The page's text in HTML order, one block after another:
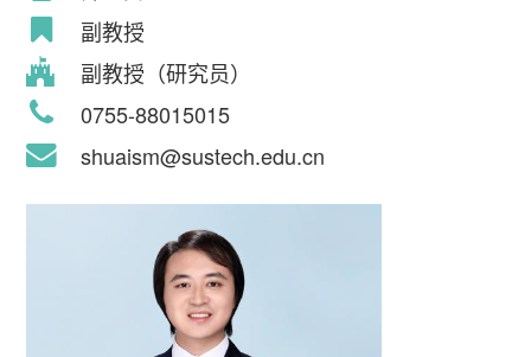
副教授
副教授（研究员）
0755-88015015
shuaism@sustech.edu.cn